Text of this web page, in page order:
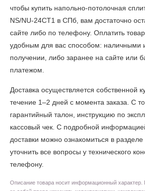
чтобы купить напольно-потолочная
NS/NU-24CT1 в СПб , вам достаточно
сайте либо по телефону. Оплатить
удобным для вас способом: наличными
получении, либо заранее на сайте или
платежом.
Доставка осуществляется собственной
течение 1–2 дней с момента заказа. С
гарантийный талон, инструкцию по
кассовый чек. С подробной
доставки можно ознакомиться в разделе
уточнить все вопросы у технического
телефону.
Описание товара носит информационный характер.